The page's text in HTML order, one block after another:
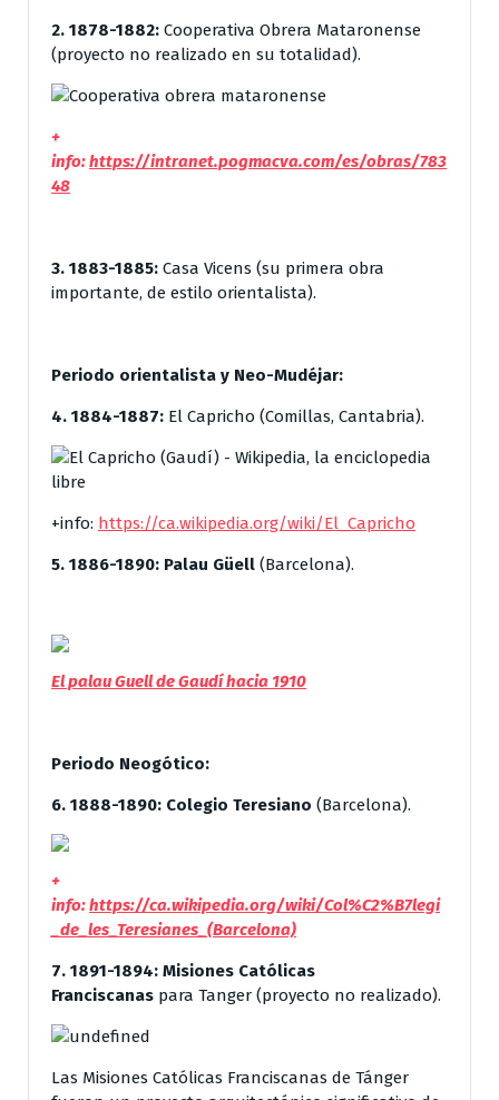
2. 1878-1882: Cooperativa Obrera Mataronense
(proyecto no realizado en su totalidad).
+
info:https://intranet.pogmacva.com/es/obras/783
48
3. 1883-1885: Casa Vicens (su primera obra
importante, de estilo orientalista).
Periodo orientalista y Neo-Mudéjar:
4. 1884-1887: El Capricho (Comillas, Cantabria).
+info: https://ca.wikipedia.org/wiki/El_Capricho
5. 1886-1890: Palau Güell (Barcelona).
El palau Guell de Gaudí hacia 1910
Periodo Neogótico:
6. 1888-1890: Colegio Teresiano (Barcelona).
+
info:https://ca.wikipedia.org/wiki/Col%C2%B7legi
_de_les_Teresianes_(Barcelona)
7. 1891-1894: Misiones Católicas
Franciscanas para Tanger (proyecto no realizado).
Las Misiones Católicas Franciscanas de Tánger